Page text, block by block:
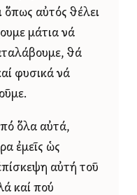
ὅπως αὐτός θέλει
μάτια νά
θά
φυσικά νά
ὅλα αὐτά,
ἐμεῖς ὡς
αὐτή τοῦ
καί πού